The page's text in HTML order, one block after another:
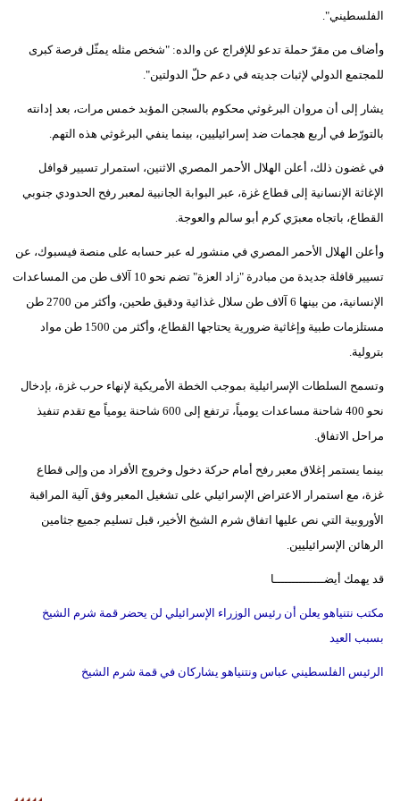
الفلسطيني".
وأضاف من مقرّ حملة تدعو للإفراج عن والده: "شخص مثله يمثّل فرصة كبرى
للمجتمع الدولي لإثبات جديته في دعم حلّ الدولتين".
يشار إلى أن مروان البرغوثي محكوم بالسجن المؤبد خمس مرات، بعد إدانته
بالتورّط في أربع هجمات ضد إسرائيليين، بينما ينفي البرغوثي هذه التهم.
في غضون ذلك، أعلن الهلال الأحمر المصري الاثنين، استمرار تسيير قوافل
الإغاثة الإنسانية إلى قطاع غزة، عبر البوابة الجانبية لمعبر رفح الحدودي جنوبي
القطاع، باتجاه معبرَي كرم أبو سالم والعوجة.
وأعلن الهلال الأحمر المصري في منشور له عبر حسابه على منصة فيسبوك، عن
تسيير قافلة جديدة من مبادرة "زاد العزة" تضم نحو 10 آلاف طن من المساعدات
الإنسانية، من بينها 6 آلاف طن سلال غذائية ودقيق طحين، وأكثر من 2700 طن
مستلزمات طبية وإغاثية ضرورية يحتاجها القطاع، وأكثر من 1500 طن مواد
بترولية.
وتسمح السلطات الإسرائيلية بموجب الخطة الأمريكية لإنهاء حرب غزة، بإدخال
نحو 400 شاحنة مساعدات يومياً، ترتفع إلى 600 شاحنة يومياً مع تقدم تنفيذ
مراحل الاتفاق.
بينما يستمر إغلاق معبر رفح أمام حركة دخول وخروج الأفراد من وإلى قطاع
غزة، مع استمرار الاعتراض الإسرائيلي على تشغيل المعبر وفق آلية المراقبة
الأوروبية التي نص عليها اتفاق شرم الشيخ الأخير، قبل تسليم جميع جثامين
الرهائن الإسرائيليين.
قد يهمك أيضــــــــــــــا
مكتب نتنياهو يعلن أن رئيس الوزراء الإسرائيلي لن يحضر قمة شرم الشيخ
بسبب العيد
الرئيس الفلسطيني عباس ونتنياهو يشاركان في قمة شرم الشيخ